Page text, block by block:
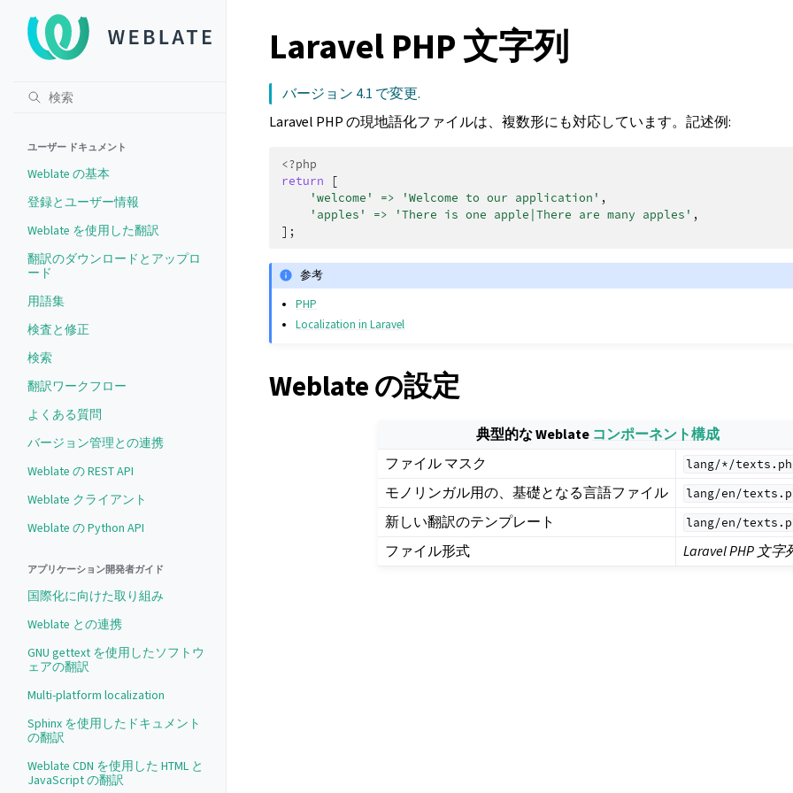
ユーザー ドキュメント
Weblate の基本
登録とユーザー情報
Weblate を使用した翻訳
翻訳のダウンロードとアップロ
ード
用語集
検査と修正
検索
翻訳ワークフロー
よくある質問
バージョン管理との連携
Weblate の REST API
Weblate クライアント
Weblate の Python API
アプリケーション開発者ガイド
国際化に向けた取り組み
Weblate との連携
GNU gettext を使用したソフトウ
ェアの翻訳
Multi-platform localization
Sphinx を使用したドキュメント
の翻訳
Weblate CDN を使用した HTML と
JavaScript の翻訳
Laravel PHP 文字列
バージョン 4.1 で変更.
Laravel PHP の現地語化ファイルは、複数形にも対応しています。記述例:
<?php
return
[
'welcome'
=> 'Welcome to our application' ,
'apples'
=> 'There is one apple|There are many apples' ,
];
参考
PHP
Localization in Laravel
Weblate の設定
典型的な Weblate コンポーネント構成
ファイル マスク
lang/*/
モノリンガル用の、基礎となる言語ファイル lang/en/
新しい翻訳のテンプレート lang/en/
ファイル形式 Laravel PHP 文字